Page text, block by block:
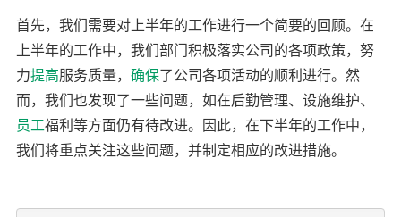
首先，我们需要对上半年的工作进行一个简要的回顾。在
上半年的工作中，我们部门积极落实公司的各项政策，努
力提高服务质量， 确保了公司各项活动的顺利进行。然
而，我们也发现了一些问题，如在后勤管理、设施维护、
员工福利等方面仍有待改进。因此，在下半年的工作中，
我们将重点关注这些问题，并制定相应的改进措施。